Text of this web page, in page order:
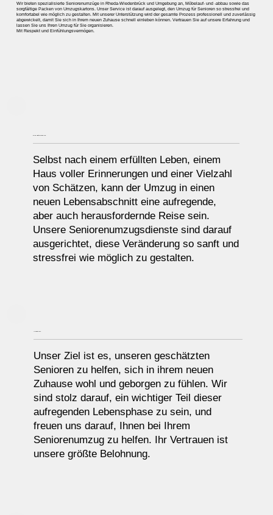
Wir bieten spezialisierte Seniorenumzüge in Rheda-Wiedenbrück und Umgebung an, Möbelauf- und -abbausowie das
sorgfältige Packen von Umzugskartons.
Unser Service ist darauf ausgelegt, den Umzug für Senioren so stressfrei und
komfortabel wie möglich zu gestalten. Mit unserer Unterstützung wird der gesamte Prozess professionell und zuverlässig
abgewickelt, damit Sie sich in Ihrem neuen Zuhause schnell einleben können. Vertrauen Sie auf unsere Erfahrung und
lassen Sie uns Ihren Umzug für Sie organisieren.
Mit Respekt und Einfühlungsvermögen.
Selbst nach einem erfüllten Leben, einem
Haus voller Erinnerungen und einer Vielzahl
von Schätzen, kann der Umzug in einen
neuen Lebensabschnitt eine aufregende,
aber auch herausfordernde Reise sein.
Unsere Seniorenumzugsdienste sind darauf
ausgerichtet, diese Veränderung so sanft und
stressfrei wie möglich zu gestalten.
EINE VERÄNDERUNG
Unser Ziel ist es, unseren geschätzten
Senioren zu helfen, sich in ihrem neuen
Zuhause wohl und geborgen zu fühlen. Wir
sind stolz darauf, ein wichtiger Teil dieser
aufregenden Lebensphase zu sein, und
freuen uns darauf, Ihnen bei Ihrem
Seniorenumzug zu helfen. Ihr Vertrauen ist
unsere größte Belohnung.
UNSER ZIEL